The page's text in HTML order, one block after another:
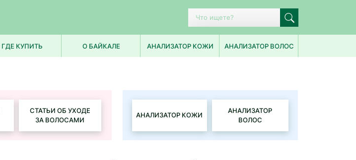
ПОПУЛЯРНЫЕ ЗАПРОСЫ
ГДЕ КУПИТЬ О БАЙКАЛЕ АНАЛИЗАТОР КОЖИ АНАЛИЗАТОР ВОЛОС
СТАТЬИ ОБ УХОДЕ
ЗА ВОЛОСАМИ
АНАЛИЗАТОР КОЖИ
АНАЛИЗАТОР
ВОЛОС